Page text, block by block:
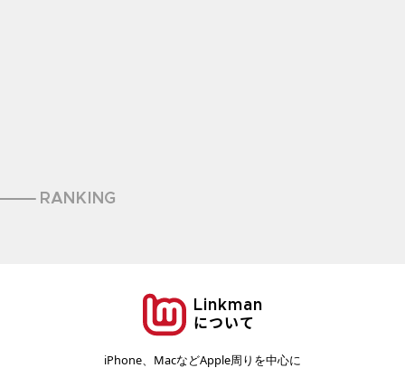
RANKING
Linkman
について
iPhone、MacなどApple周りを中心に